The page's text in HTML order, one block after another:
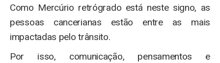
Como Mercúrio retrógrado está neste signo, as
pessoas cancerianas estão entre as mais
impactadas pelo trânsito.
Por isso, comunicação, pensamentos e